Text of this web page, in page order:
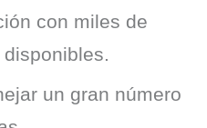
con miles de
un gran número